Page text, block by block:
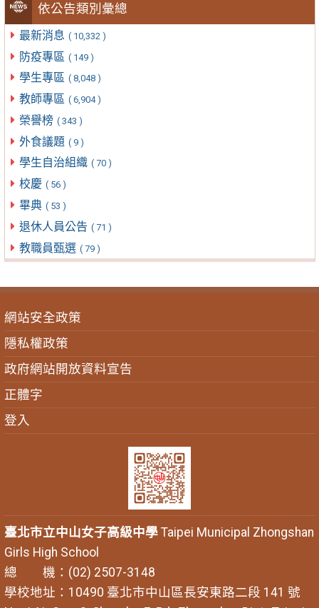
依公告類別彙總
最新消息 ( 10,332 )
防疫專區 ( 149 )
學生專區 ( 8,048 )
教師專區 ( 6,904 )
榮譽榜 ( 343 )
外食議題 ( 9 )
學生自治組織 ( 70 )
校慶 ( 56 )
畢典 ( 53 )
退休人員公告 ( 71 )
教職員甄選 ( 79 )
網站安全政策
隱私權政策
政府網站開放資料宣告
正體字
登入
臺北市立中山女子高級中學Taipei Municipal Zhongshan
Girls High School
總 機：(02) 2507-3148
學校地址：10490 臺北市中山區長安東路二段 141 號